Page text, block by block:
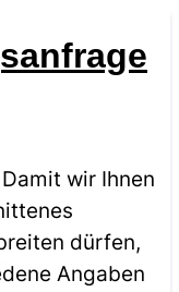
wir Ihnen
dürfen,
Angaben